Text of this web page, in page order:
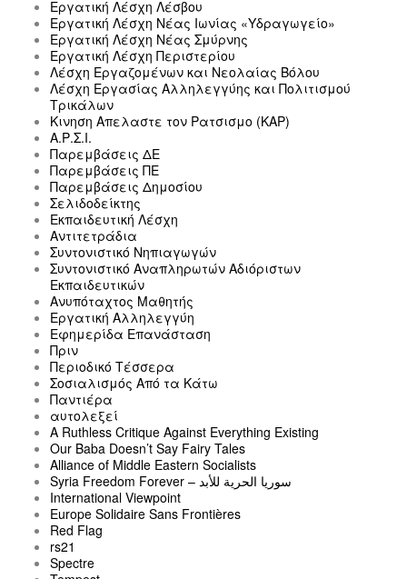
Εργατική Λέσχη Λέσβου
Εργατική Λέσχη Νέας Ιωνίας «Υδραγωγείο»
Εργατική Λέσχη Νέας Σμύρνης
Εργατική Λέσχη Περιστερίου
Λέσχη Εργαζομένων και Νεολαίας Βόλου
Λέσχη Εργασίας Αλληλεγγύης και Πολιτισμού
Τρικάλων
Κινηση Απελαστε τον Ρατσισμο (ΚΑΡ)
Α.Ρ.Σ.Ι.
Παρεμβάσεις ΔΕ
Παρεμβάσεις ΠΕ
Παρεμβάσεις Δημοσίου
Σελιδοδείκτης
Εκπαιδευτική Λέσχη
Αντιτετράδια
Συντονιστικό Νηπιαγωγών
Συντονιστικό Αναπληρωτών Αδιόριστων
Εκπαιδευτικών
Ανυπόταχτος Μαθητής
Εργατική Αλληλεγγύη
Εφημερίδα Επανάσταση
Πριν
Περιοδικό Τέσσερα
Σοσιαλισμός Από τα Κάτω
Παντιέρα
αυτολεξεί
A Ruthless Critique Against Everything Existing
Our Baba Doesn’t Say Fairy Tales
Alliance of Middle Eastern Socialists
Syria Freedom Forever – سوريا الحرية للأبد
International Viewpoint
Europe Solidaire Sans Frontières
Red Flag
rs21
Spectre